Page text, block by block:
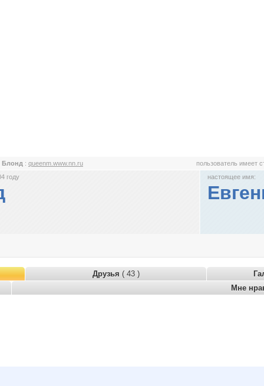
Блонд : queenm.www.nn.ru
пользователь имеет
году
настоящее имя:
Друзья ( 43 )
Мне